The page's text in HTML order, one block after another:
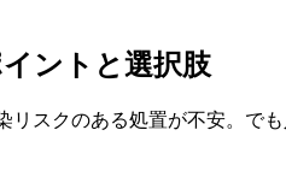
ントと選択肢
スクのある処置が不安。で